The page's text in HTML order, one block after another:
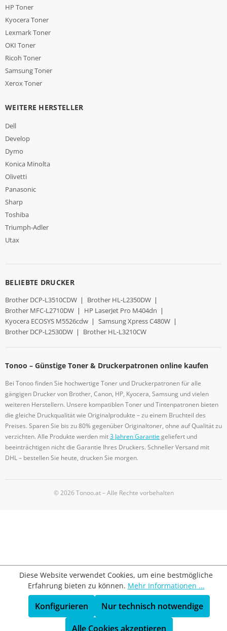
HP Toner
Kyocera Toner
Lexmark Toner
OKI Toner
Ricoh Toner
Samsung Toner
Xerox Toner
WEITERE HERSTELLER
Dell
Develop
Dymo
Konica Minolta
Olivetti
Panasonic
Sharp
Toshiba
Triumph-Adler
Utax
BELIEBTE DRUCKER
Brother DCP-L3510CDW | Brother HL-L2350DW |
Brother MFC-L2710DW | HP LaserJet Pro M404dn |
Kyocera ECOSYS M5526cdw | Samsung Xpress C480W |
Brother DCP-L2530DW | Brother HL-L3210CW
Tonoo – Günstige Toner & Druckerpatronen online kaufen
Bei Tonoo finden Sie hochwertige Toner und Druckerpatronen für alle
gängigen Drucker von Brother, Canon, HP, Kyocera, Samsung und vielen
weiteren Herstellern. Unsere kompatiblen Toner und Tintenpatronen bieten
die gleiche Druckqualität wie Originalprodukte – zu einem Bruchteil des
Preises. Sparen Sie bis zu 80% gegenüber Originaltoner, ohne auf Qualität zu
verzichten. Alle Produkte werden mit3 Jahren Garantiegeliefert und
beeinträchtigen nicht die Garantie Ihres Druckers. Schneller Versand mit
DHL – bestellen Sie heute, drucken Sie morgen.
© 2026 Tonoo.at – Alle Rechte vorbehalten
Diese Website verwendet Cookies, um eine bestmögliche
Erfahrung bieten zu können. Mehr Informationen ...
Nur technisch notwendige
Konfigurieren
Alle Cookies akzeptieren